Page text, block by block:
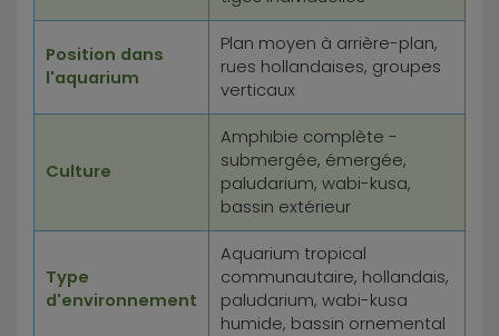
Position dans
l'aquarium
Plan moyen à arrière-plan,
rues hollandaises, groupes
verticaux
Culture
Amphibie complète -
submergée, émergée,
paludarium, wabi-kusa,
bassin extérieur
Type
d'environnement
Aquarium tropical
communautaire, hollandais,
paludarium, wabi-kusa
humide, bassin ornemental